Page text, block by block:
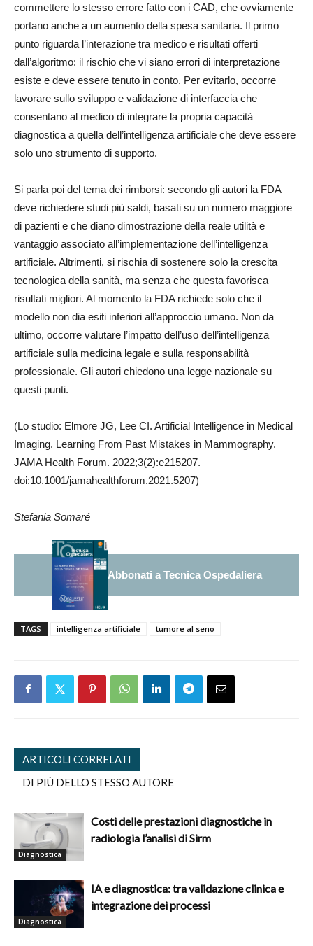
commettere lo stesso errore fatto con i CAD, che ovviamente
portano anche a un aumento della spesa sanitaria. Il primo
punto riguarda l’interazione tra medico e risultati offerti
dall’algoritmo: il rischio che vi siano errori di interpretazione
esiste e deve essere tenuto in conto. Per evitarlo, occorre
lavorare sullo sviluppo e validazione di interfaccia che
consentano al medico di integrare la propria capacità
diagnostica a quella dell’intelligenza artificiale che deve essere
solo uno strumento di supporto.
Si parla poi del tema dei rimborsi: secondo gli autori la FDA
deve richiedere studi più saldi, basati su un numero maggiore
di pazienti e che diano dimostrazione della reale utilità e
vantaggio associato all’implementazione dell’intelligenza
artificiale. Altrimenti, si rischia di sostenere solo la crescita
tecnologica della sanità, ma senza che questa favorisca
risultati migliori. Al momento la FDA richiede solo che il
modello non dia esiti inferiori all’approccio umano. Non da
ultimo, occorre valutare l’impatto dell’uso dell’intelligenza
artificiale sulla medicina legale e sulla responsabilità
professionale. Gli autori chiedono una legge nazionale su
questi punti.
(Lo studio: Elmore JG, Lee CI. Artificial Intelligence in Medical
Imaging. Learning From Past Mistakes in Mammography.
JAMA Health Forum. 2022;3(2):e215207.
doi:10.1001/jamahealthforum.2021.5207)
Stefania Somaré
Abbonati a Tecnica Ospedaliera
TAGS intelligenza artificiale tumore al seno
ARTICOLI CORRELATI
DI PIÙ DELLO STESSO AUTORE
Diagnostica
Costi delle prestazioni diagnostiche in
radiologia l’analisi di Sirm
Diagnostica
IA e diagnostica: tra validazione clinica e
integrazione dei processi